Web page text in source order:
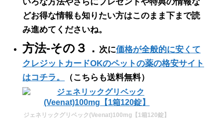
どお得な情報も知りたい方はこのまま下まで読
み進めてくださいね。
方法-その３． 次に価格が全般的に安くて
クレジットカードOKのペットの薬の格安サイト
はコチラ。
（こちらも送料無料）
ジェネリックグリベック(Veenat)100mg【1箱120錠】